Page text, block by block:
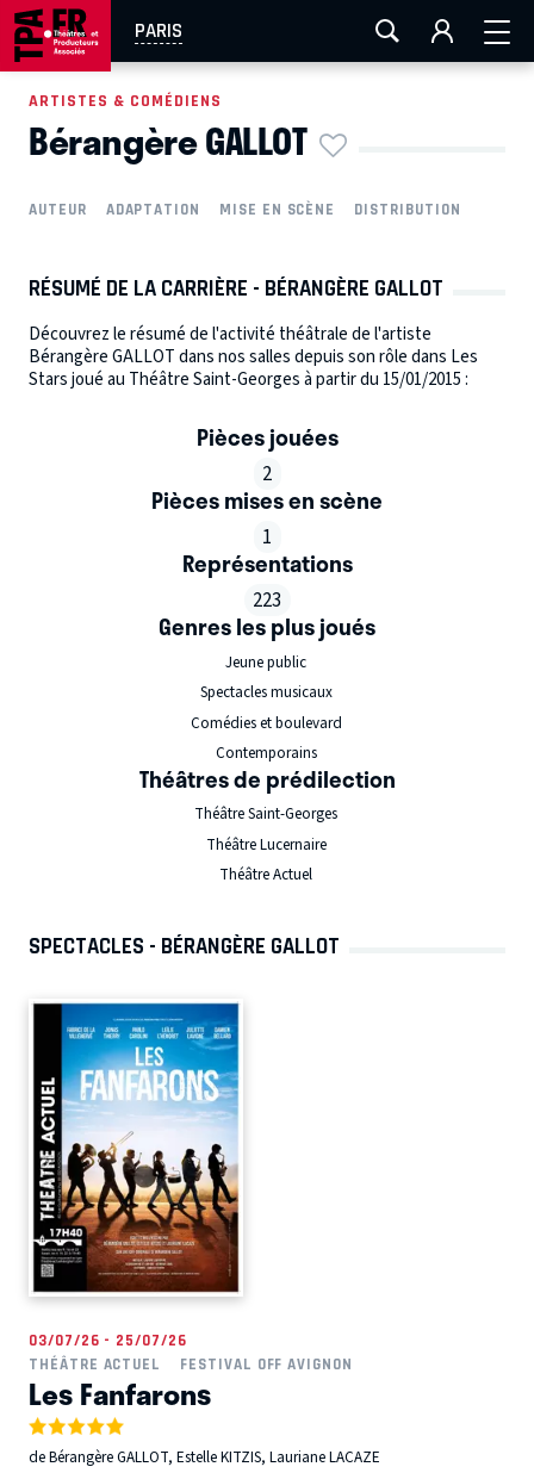
PARIS
AIX-MARSEILLE LA ROCHELLE
EN TOURNÉE
ARTISTES & COMÉDIENS
Bérangère GALLOT
AUTEUR ADAPTATION MISE EN SCÈNE DISTRIBUTION
RÉSUMÉ DE LA CARRIÈRE - BÉRANGÈRE GALLOT
Découvrez le résumé de l'activité théâtrale de l'artiste
Bérangère GALLOT dans nos salles depuis son rôle dans Les
Stars joué au Théâtre Saint-Georges à partir du 15/01/2015 :
Pièces jouées
2
Pièces mises en scène
1
Représentations
223
Genres les plus joués
Jeune public
Spectacles musicaux
Comédies et boulevard
Contemporains
Théâtres de prédilection
Théâtre Saint-Georges
Théâtre Lucernaire
Théâtre Actuel
SPECTACLES - BÉRANGÈRE GALLOT
03/07/26 - 25/07/26
THÉÂTRE ACTUEL
FESTIVAL OFF AVIGNON
Les Fanfarons
de Bérangère GALLOT, Estelle KITZIS, Lauriane LACAZE